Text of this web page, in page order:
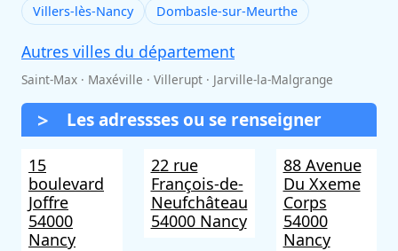
Villers-lès-Nancy
Dombasle-sur-Meurthe
Autres villes du département
Saint-Max · Maxéville · Villerupt · Jarville-la-Malgrange
Les adressses ou se renseigner
15
boulevard
Joffre
54000
Nancy
22 rue
François-de-
Neufchâteau
54000 Nancy
88 Avenue
Du Xxeme
Corps
54000
Nancy